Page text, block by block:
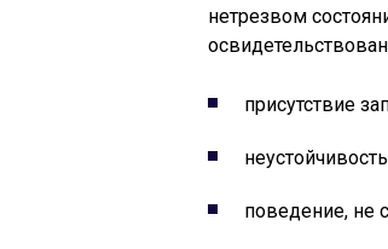
нетрезвом
присутствие
поведение, не